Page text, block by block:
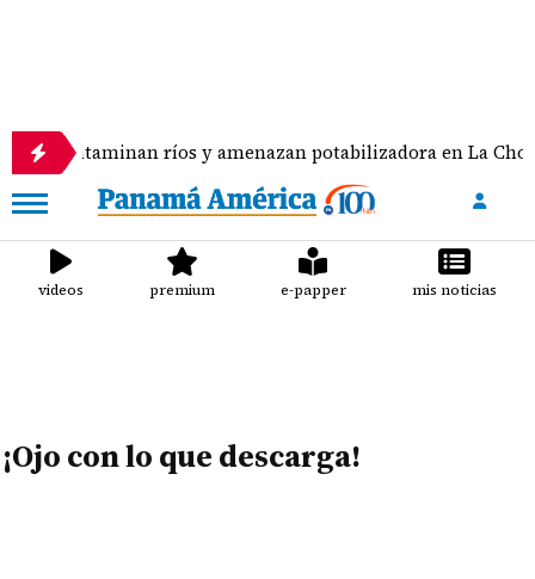
ríos y amenazan potabilizadora en La Chorrera
videos premium e-papper mis noticias
¡Ojo con lo que descarga!